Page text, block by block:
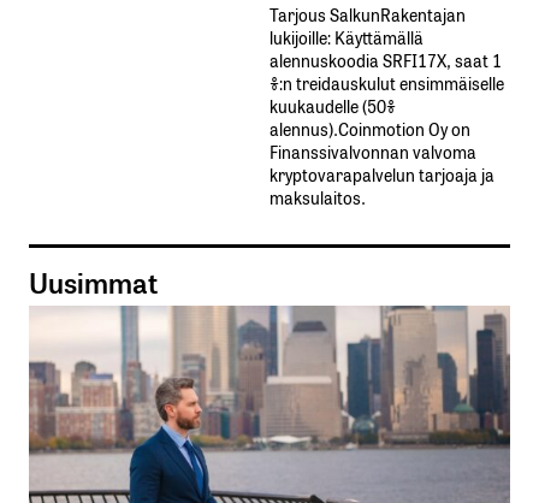
Tarjous SalkunRakentajan
lukijoille: Käyttämällä​ ​
alennuskoodia​ ​SRFI17X,​ ​saat​ ​1
%:n treidauskulut​ ​ensimmäiselle​ ​
kuukaudelle​ ​(50%​ ​
alennus).Coinmotion Oy on
Finanssivalvonnan valvoma
kryptovarapalvelun tarjoaja ja
maksulaitos.
Uusimmat